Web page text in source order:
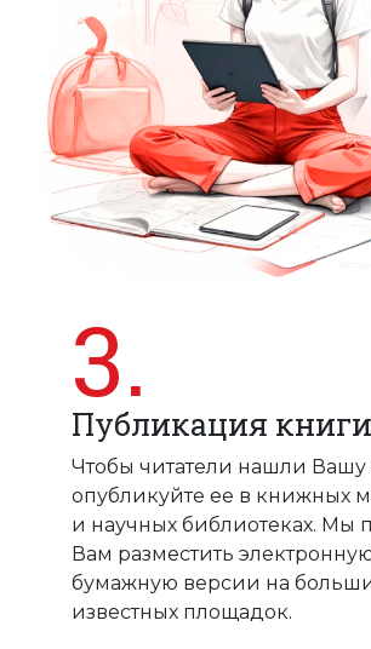
3.
Чтобы читатели нашли Вашу
опубликуйте ее в книжных
и научных библиотеках. Мы
Вам разместить электронную
бумажную версии на
известных площадок.
Магазин книг